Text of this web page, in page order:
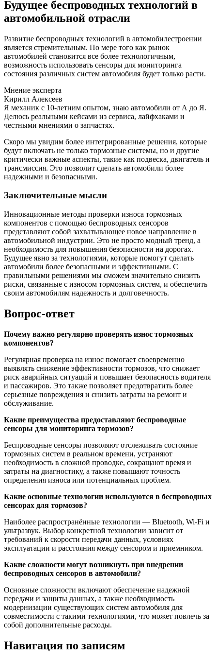
Будущее беспроводных технологий в
автомобильной отрасли
Развитие беспроводных технологий в автомобилестроении
является стремительным. По мере того как рынок
автомобилей становится все более технологичным,
возможность использовать сенсоры для мониторинга
состояния различных систем автомобиля будет только расти.
Мнение эксперта
Кирилл Алексеев
Я механик с 10-летним опытом, знаю автомобили от А до Я.
Делюсь реальными кейсами из сервиса, лайфхаками и
честными мнениями о запчастях.
Скоро мы увидим более интегрированные решения, которые
будут включать не только тормозные системы, но и другие
критически важные аспекты, такие как подвеска, двигатель и
трансмиссия. Это позволит сделать автомобили более
надежными и безопасными.
Заключительные мысли
Инновационные методы проверки износа тормозных
компонентов с помощью беспроводных сенсоров
представляют собой захватывающее новое направление в
автомобильной индустрии. Это не просто модный тренд, а
необходимость для повышения безопасности на дорогах.
Будущее явно за технологиями, которые помогут сделать
автомобили более безопасными и эффективными. С
правильными решениями мы сможем значительно снизить
риски, связанные с износом тормозных систем, и обеспечить
своим автомобилям надежность и долговечность.
Вопрос-ответ
Почему важно регулярно проверять износ тормозных
компонентов?
Регулярная проверка на износ помогает своевременно
выявлять снижение эффективности тормозов, что снижает
риск аварийных ситуаций и повышает безопасность водителя
и пассажиров. Это также позволяет предотвратить более
серьезные повреждения и снизить затраты на ремонт и
обслуживание.
Какие преимущества предоставляют беспроводные
сенсоры для мониторинга тормозов?
Беспроводные сенсоры позволяют отслеживать состояние
тормозных систем в реальном времени, устраняют
необходимость в сложной проводке, сокращают время и
затраты на диагностику, а также повышают точность
определения износа или потенциальных проблем.
Какие основные технологии используются в беспроводных
сенсорах для тормозов?
Наиболее распространённые технологии — Bluetooth, Wi-Fi и
ультразвук. Выбор конкретной технологии зависит от
требований к скорости передачи данных, условиях
эксплуатации и расстояния между сенсором и приемником.
Какие сложности могут возникнуть при внедрении
беспроводных сенсоров в автомобили?
Основные сложности включают обеспечение надежной
передачи и защиты данных, а также необходимость
модернизации существующих систем автомобиля для
совместимости с такими технологиями, что может повлечь за
собой дополнительные расходы.
Навигация по записям